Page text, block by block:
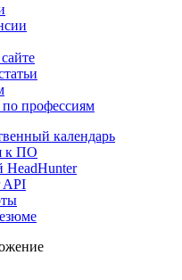
профессиям
календарь
к ПО
HeadHunter
API